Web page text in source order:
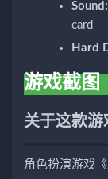
Sound:
card
Hard
游戏截图
关于这款游
角色扮演游戏